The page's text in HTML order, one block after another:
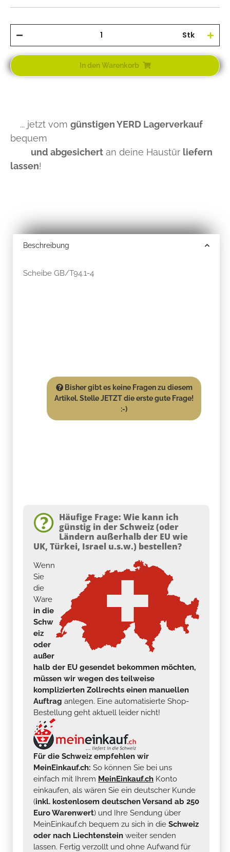
Stk
In den Warenkorb
... jetzt vom günstigen YERD Lagerverkauf
bequem
und abgesichert an deine Haustür liefern
lassen!
Beschreibung
Scheibe GB/T94.1-4
Bisher gibt es keine Fragen zu diesem
Artikel. Stelle JETZT die erste gute Frage!
:-)
Häufige Frage: Wie kann ich
günstig in der Schweiz (oder
Ländern außerhalb der EU wie
UK, Türkei, Israel u.s.w.) bestellen?
Wenn
Sie
die
Ware
in die
Schw
eiz
oder
außer
halb der EU gesendet bekommen möchten,
müssen wir wegen des teilweise
komplizierten Zollrechts einen manuellen
Auftrag anlegen. Eine automatisierte Shop-
Bestellung geht aktuell leider nicht!
Für die Schweiz empfehlen wir
MeinEinkauf.ch: So können Sie bei uns
einfach mit Ihrem MeinEinkauf.ch Konto
einkaufen, als wären Sie ein deutscher Kunde
(inkl. kostenlosem deutschen Versand ab 250
Euro Warenwert) und Ihre Sendung über
MeinEinkauf.ch bequem zu sich in die Schweiz
oder nach Liechtenstein weiter senden
lassen. Fertig verzollt und ohne Aufwand für